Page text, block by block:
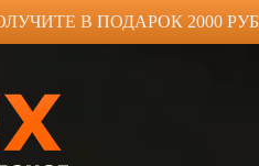
В ПОДАРОК 2000